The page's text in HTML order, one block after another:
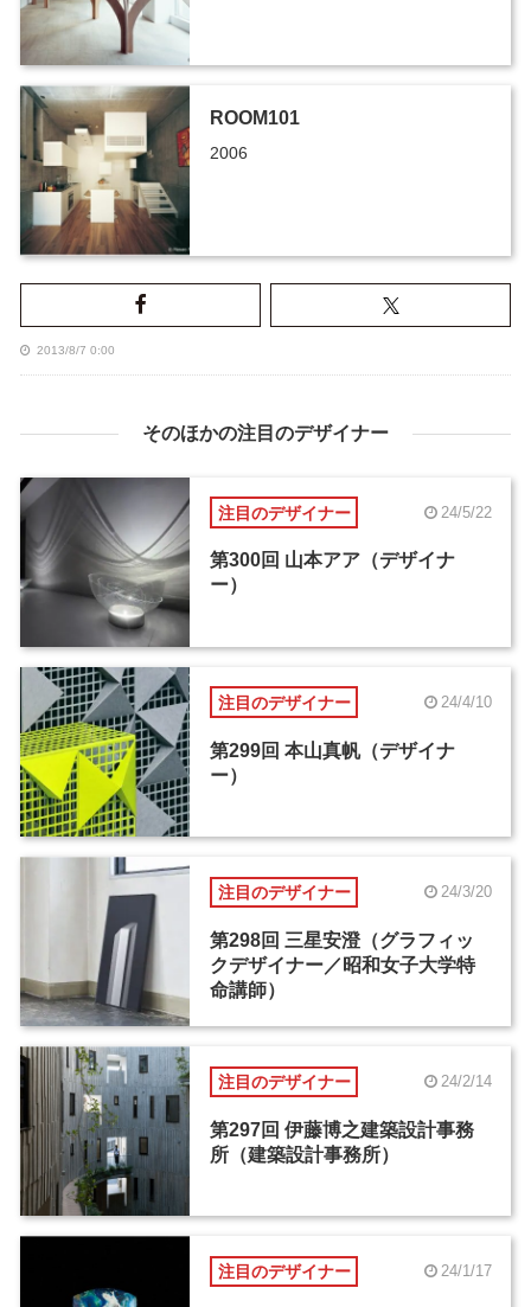
ROOM101
2006
2013/8/7 0:00
そのほかの注目のデザイナー
注目のデザイナー 24/5/22
第300回 山本アア（デザイナ
ー）
注目のデザイナー 24/4/10
第299回 本山真帆（デザイナ
ー）
注目のデザイナー 24/3/20
第298回 三星安澄（グラフィッ
クデザイナー／昭和女子大学特
命講師）
注目のデザイナー 24/2/14
第297回 伊藤博之建築設計事務
所（建築設計事務所）
注目のデザイナー 24/1/17